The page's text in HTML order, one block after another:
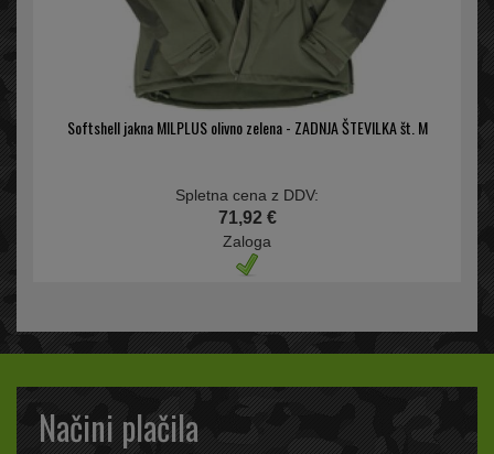
Softshell jakna MILPLUS olivno zelena - ZADNJA ŠTEVILKA št. M
Spletna cena z DDV:
71,92 €
Zaloga
Načini plačila